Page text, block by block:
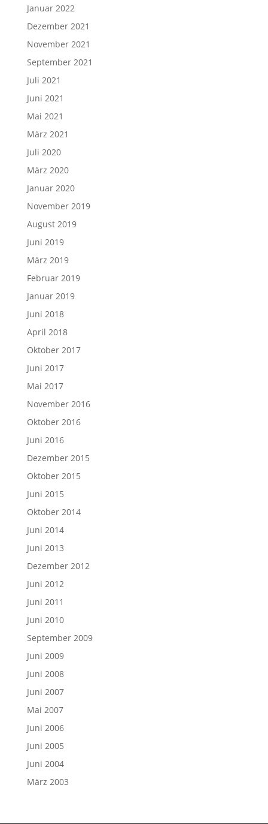
Januar 2022
Dezember 2021
November 2021
September 2021
Juli 2021
Juni 2021
Mai 2021
März 2021
Juli 2020
März 2020
Januar 2020
November 2019
August 2019
Juni 2019
März 2019
Februar 2019
Januar 2019
Juni 2018
April 2018
Oktober 2017
Juni 2017
Mai 2017
November 2016
Oktober 2016
Juni 2016
Dezember 2015
Oktober 2015
Juni 2015
Oktober 2014
Juni 2014
Juni 2013
Dezember 2012
Juni 2012
Juni 2011
Juni 2010
September 2009
Juni 2009
Juni 2008
Juni 2007
Mai 2007
Juni 2006
Juni 2005
Juni 2004
März 2003